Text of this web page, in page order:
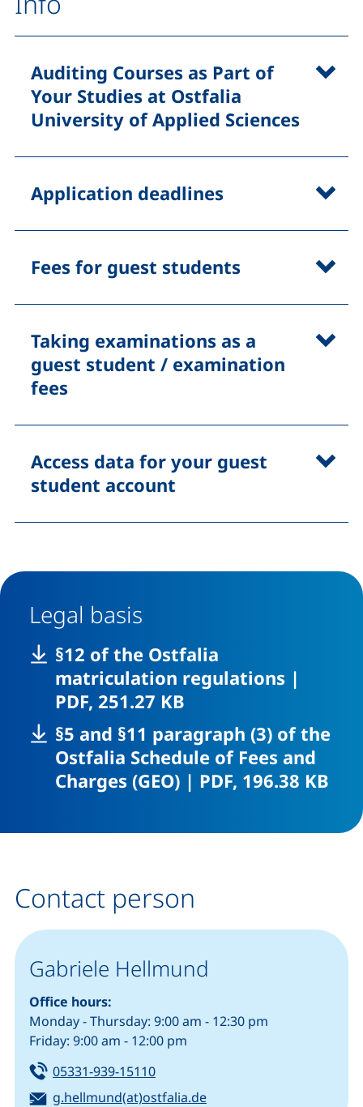
Auditing Courses as Part of
Your Studies at Ostfalia
University of Applied Sciences
Application deadlines
Fees for guest students
Taking examinations as a
guest student / examination
fees
Access data for your guest
student account
Legal basis
§12 of the Ostfalia
matriculation regulations |
PDF, 251.27 KB
§5 and §11 paragraph (3) of the
Ostfalia Schedule of Fees and
Charges (GEO), | PDF, 196.38 KB
Contact person
Gabriele Hellmund
Office hours:
Monday - Thursday: 9:00 am - 12:30 pm
Friday: 9:00 am - 12:00 pm
Tel:
05331-939-15110(starts a telephone call, if your
Email:
g.hellmund(at)ostfalia.de(opens your email